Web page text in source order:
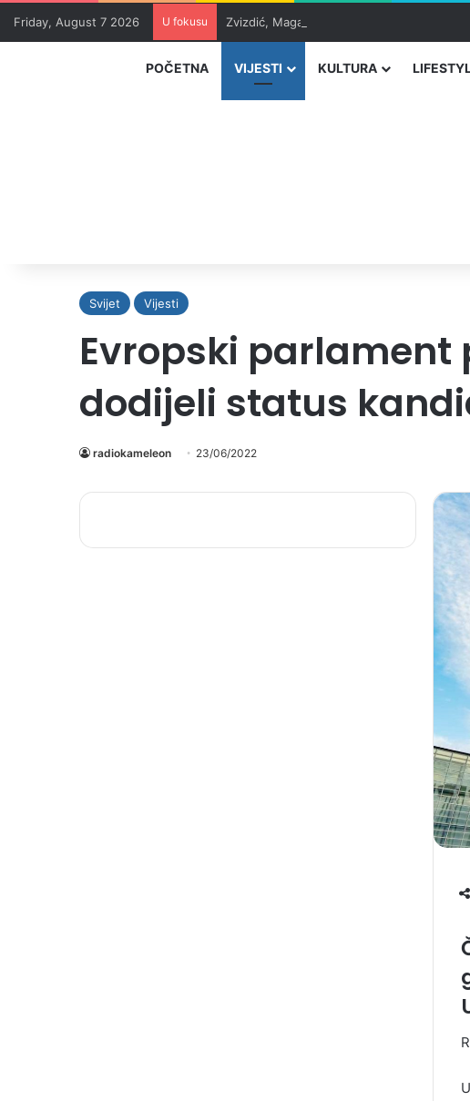
Friday, August 7 2026 U fokusu Zvizdić, Magazinović i Kojović traže
POČETNA VIJESTI KULTURA
Svijet Vijesti
Evropski parlament
dodijeli status
radiokameleon 23/06/2022